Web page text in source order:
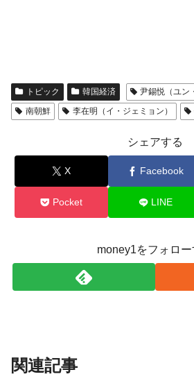
なスーパーリーグとは？
Fact1
日本人マスターズ挑戦の歴史
Fact1
甲子園通算本塁打、最多の
ている意外な選手とは？
トピック 韓国経済 尹錫悦（ユン
南朝鮮
李在明（イ・ジェミョン）
シェアする
X Facebook
Pocket LINE
money1をフォロー
関連記事